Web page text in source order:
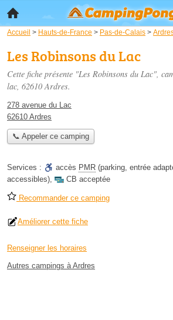
Accueil > Hauts-de-France > Pas-de-Calais >
Les Robinsons du Lac
Cette fiche présente "Les Robinsons du Lac",
lac, 62610 Ardres.
278 avenue du Lac
62610 Ardres
📞 Appeler ce camping
Services : accès PMR (parking, entrée
accessibles), CB acceptée
Recommander ce camping
Améliorer cette fiche
Renseigner les horaires
Autres campings à Ardres